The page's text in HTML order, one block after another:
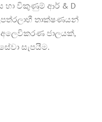
හා විකුණුම් ආර් & D
තාක්ෂණයන්
ජාලයක්,
සැපයීම.